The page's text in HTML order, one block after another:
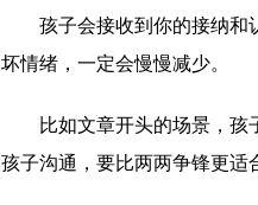
孩子会接收到你的接纳和
坏情绪，一定会慢慢减少。
比如文章开头的场景，孩
孩子沟通，要比两两争锋更适